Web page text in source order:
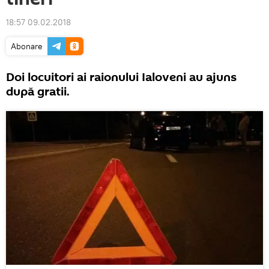
18:57 09.02.2018
Abonare
Doi locuitori ai raionului Ialoveni au ajuns
după gratii.